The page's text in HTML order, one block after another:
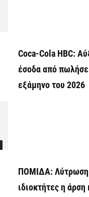
Coca-Cola HBC:
έσοδα από
εξάμηνο του 2026
ΠΟΜΙΔΑ: Λύτρωση
ιδιοκτήτες η